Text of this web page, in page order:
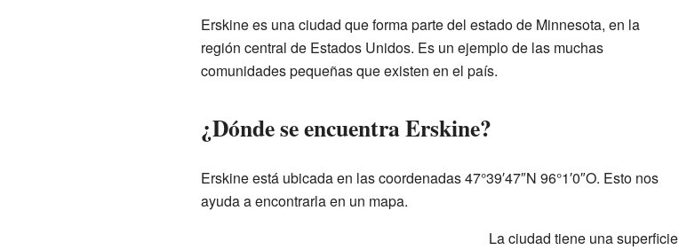
Erskine es una ciudad que forma parte del estado de Minnesota, en la
región central de Estados Unidos. Es un ejemplo de las muchas
comunidades pequeñas que existen en el país.
¿Dónde se encuentra Erskine?
Erskine está ubicada en las coordenadas 47°39′47″N 96°1′0″O. Esto nos
ayuda a encontrarla en un mapa.
La ciudad tiene una superficie